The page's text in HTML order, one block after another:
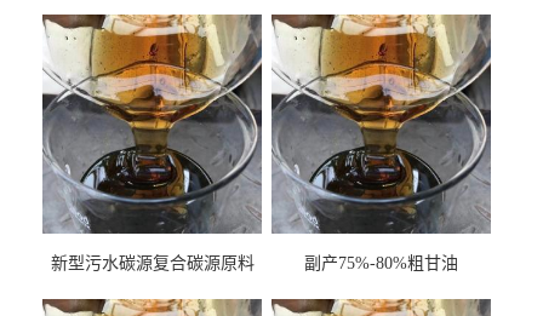
新型污水碳源复合碳源原料
副产75%-80%粗甘油